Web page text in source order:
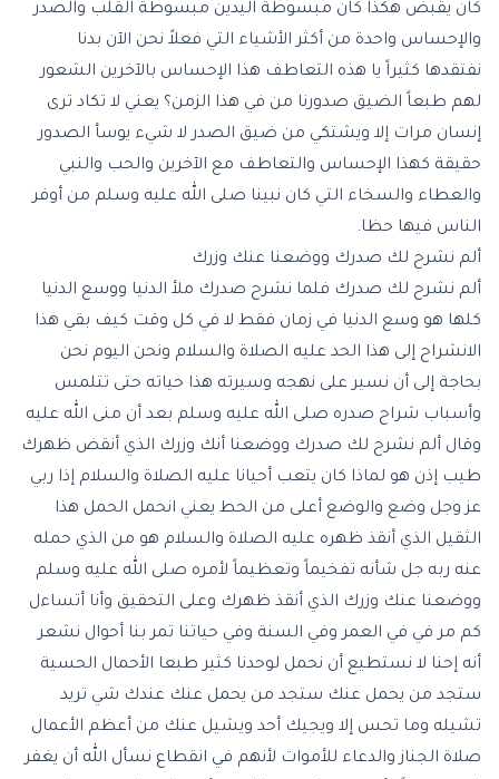
كان يقبض هكذا كان مبسوطة اليدين مبسوطة القلب والصدر
والإحساس واحدة من أكثر الأشياء التي فعلاً نحن الآن بدنا
نفتقدها كثيراً يا هذه التعاطف هذا الإحساس بالآخرين الشعور
لهم طبعاً الضيق صدورنا من في هذا الزمن؟ يعني لا تكاد ترى
إنسان مرات إلا ويشتكي من ضيق الصدر لا شيء يوسأ الصدور
حقيقة كهذا الإحساس والتعاطف مع الآخرين والحب والنبي
والعطاء والسخاء التي كان نبينا صلى الله عليه وسلم من أوفر
الناس فيها حظا.
ألم نشرح لك صدرك ووضعنا عنك وزرك
ألم نشرح لك صدرك فلما نشرح صدرك ملأ الدنيا ووسع الدنيا
كلها هو وسع الدنيا في زمان فقط لا في كل وقت كيف بقي هذا
الانشراح إلى هذا الحد عليه الصلاة والسلام ونحن اليوم نحن
بحاجة إلى أن نسير على نهجه وسيرته هذا حياته حتى تتلمس
وأسباب شراح صدره صلى الله عليه وسلم بعد أن منى الله عليه
وقال ألم نشرح لك صدرك ووضعنا أنك وزرك الذي أنقض ظهرك
طيب إذن هو لماذا كان يتعب أحيانا عليه الصلاة والسلام إذا ربي
عز وجل وضع والوضع أعلى من الحط يعني انحمل الحمل هذا
الثقيل الذي أنقذ ظهره عليه الصلاة والسلام هو من الذي حمله
عنه ربه جل شأنه تفخيماً وتعظيماً لأمره صلى الله عليه وسلم
ووضعنا عنك وزرك الذي أنقذ ظهرك وعلى التحقيق وأنا أتساءل
كم مر في في العمر وفي السنة وفي حياتنا تمر بنا أحوال نشعر
أنه إحنا لا نستطيع أن نحمل لوحدنا كثير طبعا الأحمال الحسية
ستجد من يحمل عنك ستجد من يحمل عنك عندك شي تريد
تشيله وما تحس إلا ويجيك أحد ويشيل عنك من أعظم الأعمال
صلاة الجناز والدعاء للأموات لأنهم في انقطاع نسأل الله أن يغفر